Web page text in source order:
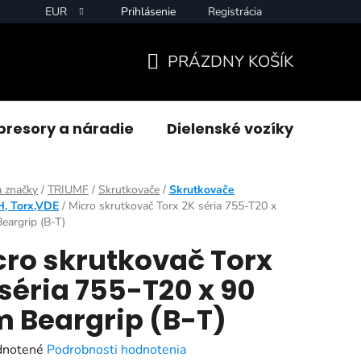
EUR Prihlásenie Registrácia
KOŠÍK
PRÁZDNY KOŠÍK
a náradie Dielenské vozíky
značky / TRIUMF / Skrutkovače / Skrutkovače
Torx,VDE / Micro skrutkovač Torx 2K séria 755-T20 x
(B-T)
skrutkovač Torx
755-T20 x 90
Beargrip (B-T)
Podrobnosti hodnotenia